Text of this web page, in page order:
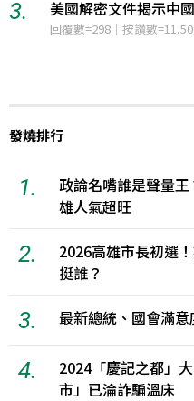
3. 美國解密文件揭示中
回覆數=298｜按讚數
發燒排行
1.
政論名嘴誰是聲量
雄人氣超旺
2.
2026高雄市長初選
挺誰？
3. 最新總統、國會滿
4.
2024「慶記之都」
市」已淪詐騙溫床